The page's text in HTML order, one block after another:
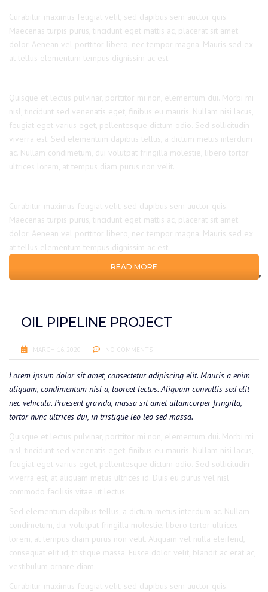
Curabitur maximus feugiat velit, sed dapibus sem auctor quis.
Maecenas turpis purus, tincidunt eget mattis ac, placerat sit amet
dolor. Aenean vel porttitor libero, nec tempor magna. Mauris sed ex
at tellus elementum tempus dignissim ac est.
Quisque et lectus pulvinar, porttitor mi non, elementum dui. Morbi mi
nisl, tincidunt sed venenatis eget, finibus eu mauris. Nullam nisi lacus,
feugiat eget varius eget, pellentesque dictum odio. Sed sollicitudin
viverra est. Sed elementum dapibus tellus, a dictum metus interdum
ac. Nullam condimetum, dui volutpat fringilla molestie, libero tortor
ultrices lorem, at tempus diam purus non velit.
Curabitur maximus feugiat velit, sed dapibus sem auctor quis.
Maecenas turpis purus, tincidunt eget mattis ac, placerat sit amet
dolor. Aenean vel porttitor libero, nec tempor magna. Mauris sed ex
at tellus elementum tempus dignissim ac est.
READ MORE
OIL PIPELINE PROJECT
MARCH 16, 2020 NO COMMENTS
Lorem ipsum dolor sit amet, consectetur adipiscing elit. Mauris a enim
aliquam, condimentum nisl a, laoreet lectus. Aliquam convallis sed elit
nec vehicula. Praesent gravida, massa sit amet ullamcorper fringilla,
tortor nunc ultrices dui, in tristique leo leo sed massa.
Quisque et lectus pulvinar, porttitor mi non, elementum dui. Morbi mi
nisl, tincidunt sed venenatis eget, finibus eu mauris. Nullam nisi lacus,
feugiat eget varius eget, pellentesque dictum odio. Sed sollicitudin
viverra est, at aliquam metus ultrices id. Duis eu purus vel nisl
commodo facilisis vitae ut lectus.
Sed elementum dapibus tellus, a dictum metus interdum ac. Nullam
condimetum, dui volutpat fringilla molestie, libero tortor ultrices
lorem, at tempus diam purus non velit. Aliquam vel nulla eleifend,
consequat elit id, tristique massa. Fusce dolor velit, blandit ac erat ac,
vestibulum ornare diam.
Curabitur maximus feugiat velit, sed dapibus sem auctor quis.